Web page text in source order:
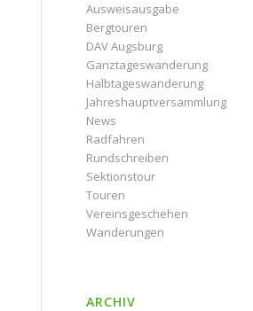
Ausweisausgabe
Bergtouren
DAV Augsburg
Ganztageswanderung
Halbtageswanderung
Jahreshauptversammlung
News
Radfahren
Rundschreiben
Sektionstour
Touren
Vereinsgeschehen
Wanderungen
ARCHIV